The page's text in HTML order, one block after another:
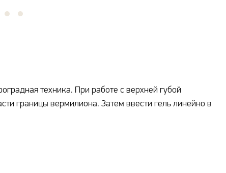
техника. При работе с верхней губой
границы вермилиона. Затем ввести гель линейно в